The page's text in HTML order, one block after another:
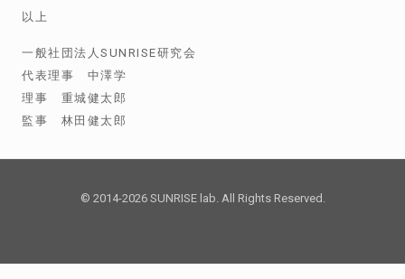
以上
一般社団法人SUNRISE研究会
代表理事 中澤学
理事 重城健太郎
監事 林田健太郎
© 2014-2026 SUNRISE lab. All Rights Reserved.